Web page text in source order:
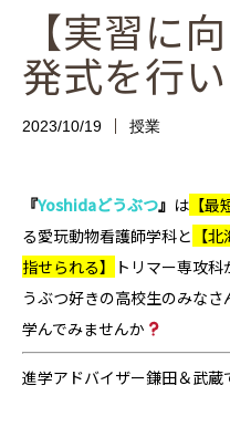
【実習に
発式を行
2023/10/19 授業
『Yoshidaどうぶつ』 は 【
る愛玩動物看護師学科と 【
指せられる】
トリマー専攻科
うぶつ好きの高校生のみなさ
学んでみませんか
進学アドバイザー鎌田＆武蔵